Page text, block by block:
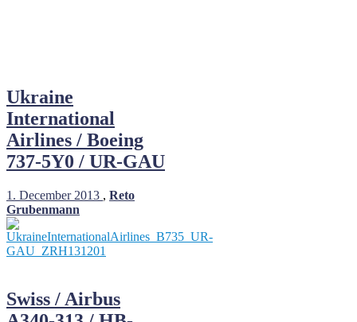
Ukraine
International
Airlines / Boeing
737-5Y0 / UR-GAU
1. December 2013 , Reto
Grubenmann
Swiss / Airbus